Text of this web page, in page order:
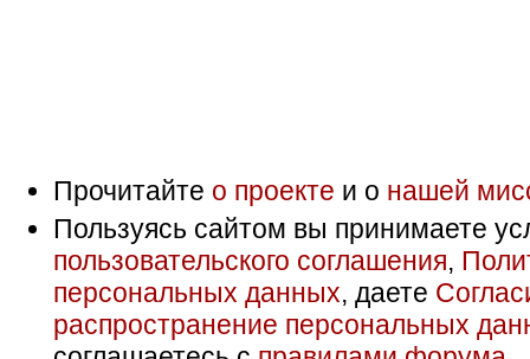
Прочитайте о проекте и о нашей
Пользуясь сайтом вы принимаете
пользовательского соглашения,
персональных данных, даете
распространение персональных